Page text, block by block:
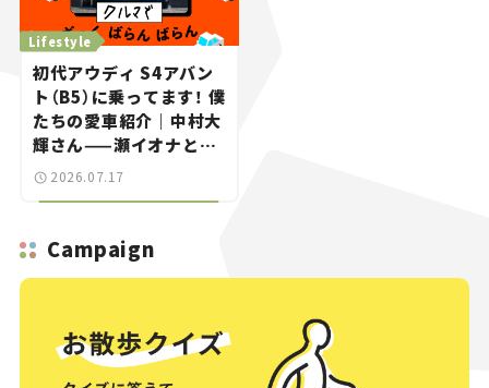
Lifestyle
初代アウディ S4アバン
ト（B5）に乗ってます！ 僕
たちの愛車紹介｜中村大
輝さん——瀬イオナと嶋
田智之の「クルマでざっ
2026.07.17
Campaign